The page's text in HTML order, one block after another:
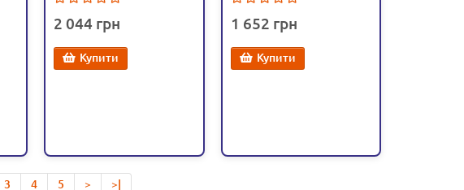
2 044
Купити
1 652
Купити
3 4 5 > >|